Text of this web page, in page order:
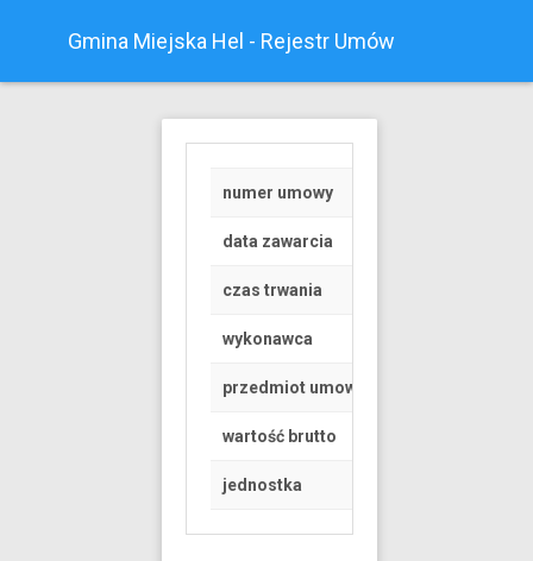
Gmina Miejska Hel - Rejestr Umów
numer umowy
data zawarcia
czas trwania
wykonawca
przedmiot umowy
wartość brutto
jednostka